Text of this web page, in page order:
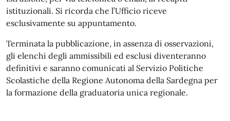
istituzionali. Si ricorda che l’Ufficio riceve
esclusivamente su appuntamento.
Terminata la pubblicazione, in assenza di osservazioni,
gli elenchi degli ammissibili ed esclusi diventeranno
definitivi e saranno comunicati al Servizio Politiche
Scolastiche della Regione Autonoma della Sardegna per
la formazione della graduatoria unica regionale.